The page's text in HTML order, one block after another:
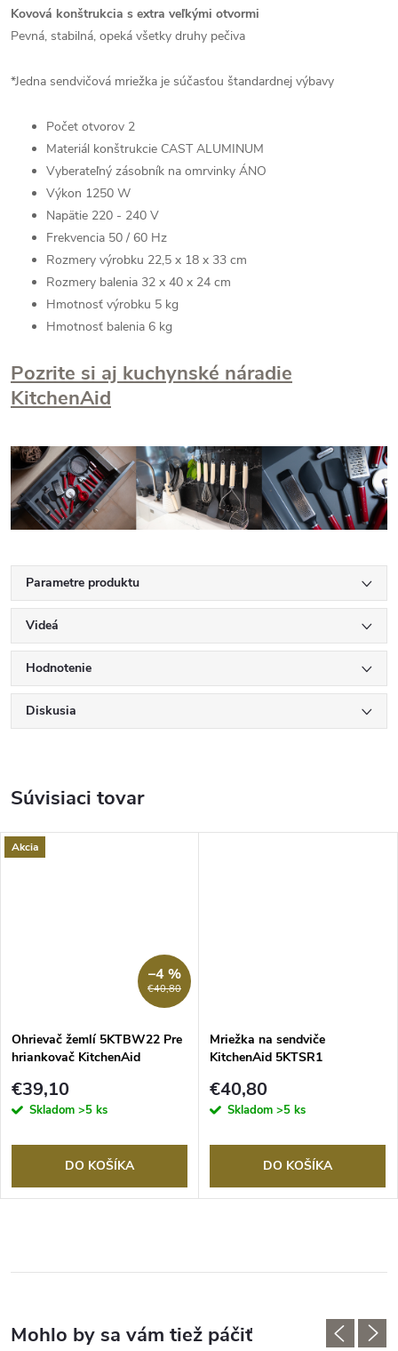
Kovová konštrukcia s extra veľkými otvormi
Pevná, stabilná, opeká všetky druhy pečiva
*Jedna sendvičová mriežka je súčasťou štandardnej výbavy
Počet otvorov 2
Materiál konštrukcie CAST ALUMINUM
Vyberateľný zásobník na omrvinky ÁNO
Výkon 1250 W
Napätie 220 - 240 V
Frekvencia 50 / 60 Hz
Rozmery výrobku 22,5 x 18 x 33 cm
Rozmery balenia 32 x 40 x 24 cm
Hmotnosť výrobku 5 kg
Hmotnosť balenia 6 kg
Pozrite si aj kuchynské náradie
KitchenAid
Parametre produktu
Videá
Hodnotenie
Diskusia
Súvisiaci tovar
Akcia
€40,80
–4 %
Ohrievač žemlí 5KTBW22 Pre
hriankovač KitchenAid
€39,10
Skladom >5 ks
DO KOŠÍKA
Mriežka na sendviče
KitchenAid 5KTSR1
€40,80
Skladom >5 ks
DO KOŠÍKA